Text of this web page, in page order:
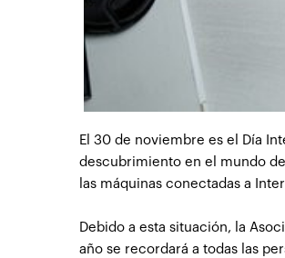
El 30 de noviembre es el Día
descubrimiento en el mundo
las máquinas conectadas a
Debido a esta situación, la
año se recordará a todas las